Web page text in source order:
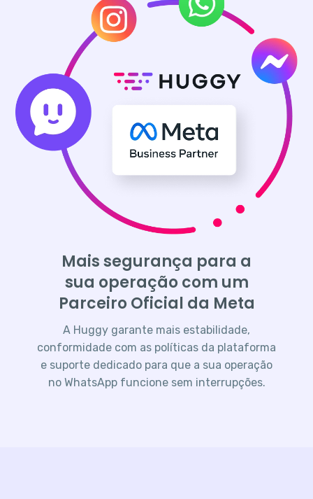
Mais segurança para a
sua operação com um
Parceiro Oficial da Meta
A Huggy garante mais estabilidade,
conformidade com as políticas da plataforma
e suporte dedicado para que a sua operação
no WhatsApp funcione sem interrupções.